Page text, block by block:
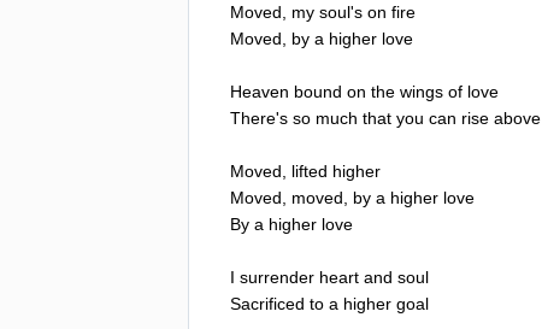
Moved
my soul's on fire
Moved
by a higher love
Heaven bound on the wings of love
There's so much that you can rise above
Moved lifted higher
Moved
moved by a higher love
By a higher love
I surrender heart and soul
Sacrificed to a higher goal